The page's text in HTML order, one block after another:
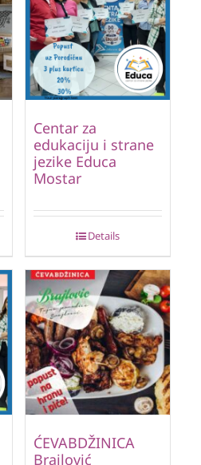
Centar za
edukaciju i strane
jezike Educa
Mostar
Details
ĆEVABDŽINICA
Brajlović